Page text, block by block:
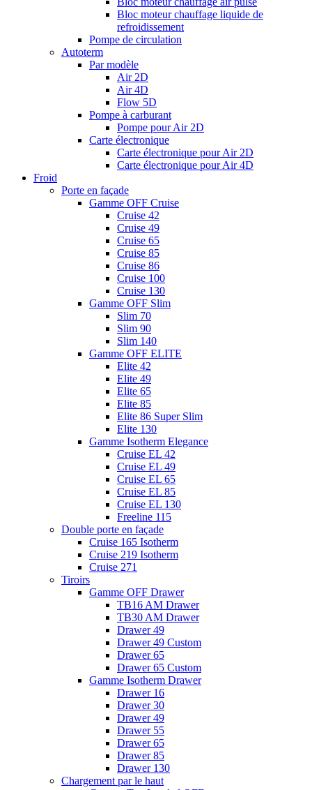
Bloc moteur chauffage liquide de
refroidissement
Pompe de circulation
Autoterm
Par modèle
Air 2D
Air 4D
Flow 5D
Pompe à carburant
Pompe pour Air 2D
Carte électronique
Carte électronique pour Air 2D
Carte électronique pour Air 4D
Froid
Porte en façade
Gamme OFF Cruise
Cruise 42
Cruise 49
Cruise 65
Cruise 85
Cruise 86
Cruise 100
Cruise 130
Gamme OFF Slim
Slim 70
Slim 90
Slim 140
Gamme OFF ELITE
Elite 42
Elite 49
Elite 65
Elite 85
Elite 86 Super Slim
Elite 130
Gamme Isotherm Elegance
Cruise EL 42
Cruise EL 49
Cruise EL 65
Cruise EL 85
Cruise EL 130
Freeline 115
Double porte en façade
Cruise 165 Isotherm
Cruise 219 Isotherm
Cruise 271
Tiroirs
Gamme OFF Drawer
TB16 AM Drawer
TB30 AM Drawer
Drawer 49
Drawer 49 Custom
Drawer 65
Drawer 65 Custom
Gamme Isotherm Drawer
Drawer 16
Drawer 30
Drawer 49
Drawer 55
Drawer 65
Drawer 85
Drawer 130
Chargement par le haut